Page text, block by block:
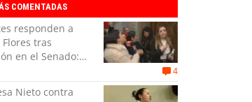
COMENTADAS
responden a
Flores tras
en el Senado:
4
Nieto contra